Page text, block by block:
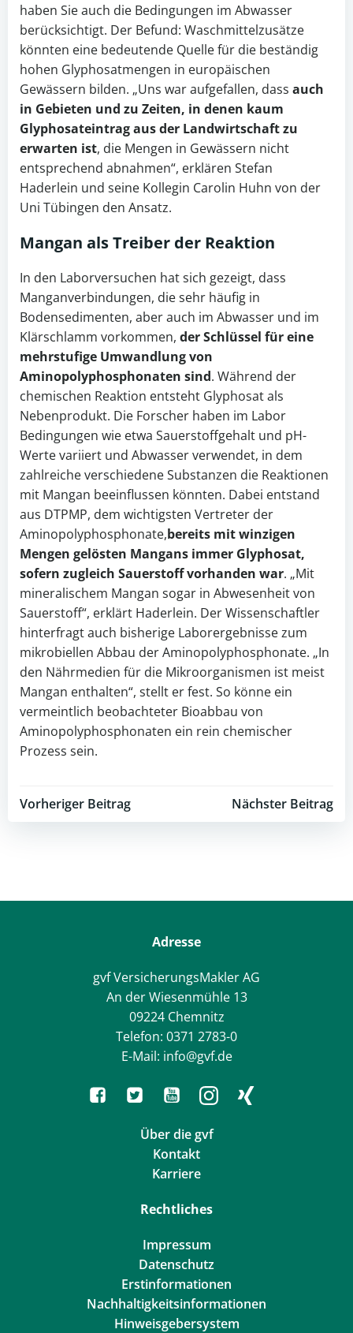
haben Sie auch die Bedingungen im Abwasser
berücksichtigt. Der Befund: Waschmittelzusätze
könnten eine bedeutende Quelle für die beständig
hohen Glyphosatmengen in europäischen
Gewässern bilden. „Uns war aufgefallen, dass auch
in Gebieten und zu Zeiten, in denen kaum
Glyphosateintrag aus der Landwirtschaftzu
erwarten ist, die Mengen in Gewässern nicht
entsprechend abnahmen“, erklären Stefan
Haderlein und seine Kollegin Carolin Huhn von der
Uni Tübingen den Ansatz.
Mangan als Treiber der Reaktion
In den Laborversuchen hat sich gezeigt, dass
Manganverbindungen, die sehr häufig in
Bodensedimenten, aber auch im Abwasser und im
Klärschlamm vorkommen, der Schlüssel für eine
mehrstufige Umwandlung von
Aminopolyphosphonaten sind. Während der
chemischen Reaktion entsteht Glyphosat als
Nebenprodukt. Die Forscher haben im Labor
Bedingungen wie etwa Sauerstoffgehalt und pH-
Werte variiert und Abwasser verwendet, in dem
zahlreiche verschiedene Substanzen die Reaktionen
mit Mangan beeinflussen könnten. Dabei entstand
aus DTPMP, dem wichtigsten Vertreter der
Aminopolyphosphonate,bereits mit winzigen
Mengen gelösten Mangans immer Glyphosat,
sofern zugleich Sauerstoff vorhanden war. „Mit
mineralischem Mangan sogar in Abwesenheit von
Sauerstoff“, erklärt Haderlein. Der Wissenschaftler
hinterfragt auch bisherige Laborergebnisse zum
mikrobiellen Abbau der Aminopolyphosphonate. „In
den Nährmedien für die Mikroorganismen ist meist
Mangan enthalten“, stellt er fest. So könne ein
vermeintlich beobachteter Bioabbau von
Aminopolyphosphonaten ein rein chemischer
Prozess sein.
Post
Vorheriger Beitrag
PostNächster Beitrag
Adresse
gvf VersicherungsMakler AG
An der Wiesenmühle 13
09224 Chemnitz
Telefon: 0371 2783-0
E-Mail: info@gvf.de
Über die gvf
Kontakt
Karriere
Rechtliches
Impressum
Datenschutz
Erstinformationen
Nachhaltigkeitsinformationen
Hinweisgebersystem